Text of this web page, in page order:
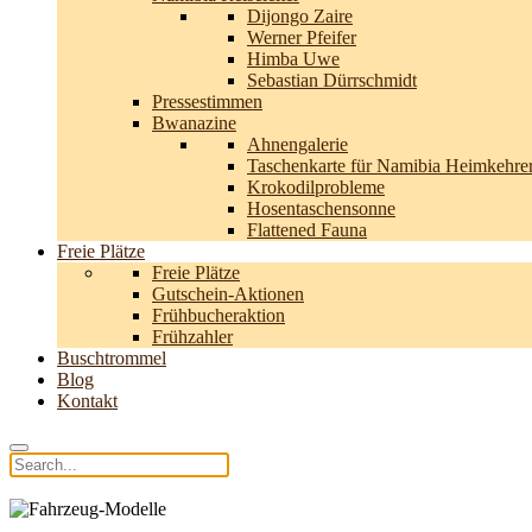
Dijongo Zaire
Werner Pfeifer
Himba Uwe
Sebastian Dürrschmidt
Pressestimmen
Bwanazine
Ahnengalerie
Taschenkarte für Namibia
Krokodilprobleme
Hosentaschensonne
Flattened Fauna
Freie Plätze
Freie Plätze
Gutschein-Aktionen
Frühbucheraktion
Frühzahler
Buschtrommel
Blog
Kontakt